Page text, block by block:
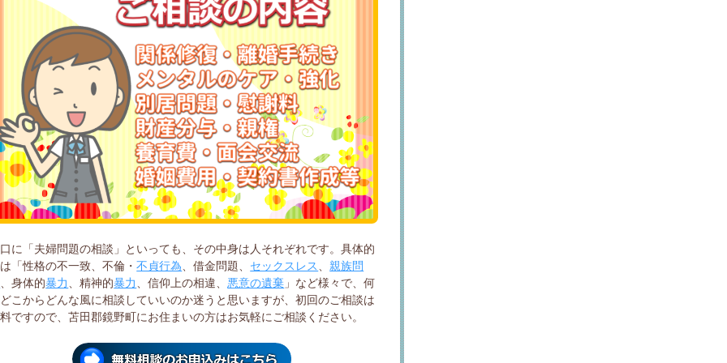
に「夫婦問題の相談」といっても、その中身は人それぞれです。具体的
「性格の不一致、不倫・不貞行為 、借金問題、 セックスレス 、親族問
、身体的暴力 、精神的暴力 、信仰上の相違、 悪意の遺棄 」など様々で、何
こからどんな風に相談していいのか迷うと思いますが、初回のご相談は
ですので、苫田郡鏡野町にお住まいの方はお気軽にご相談ください。